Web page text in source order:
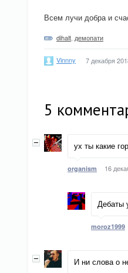
Всем лучи добра и
dihalt демопати
Vinnny 7 декабря
5
ух ты какие
organism 16
Дебаты
moroz1999
И ни слова о